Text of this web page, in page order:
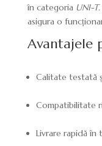
în categoria UNI-T
asigura o
Avantajele
Calitate testată
Compatibilitate
Livrare rapidă în